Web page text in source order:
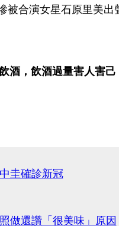
被合演女星石原里美出
酒，飲酒過量害人害
圭確診新冠
做還讚「很美味」原因